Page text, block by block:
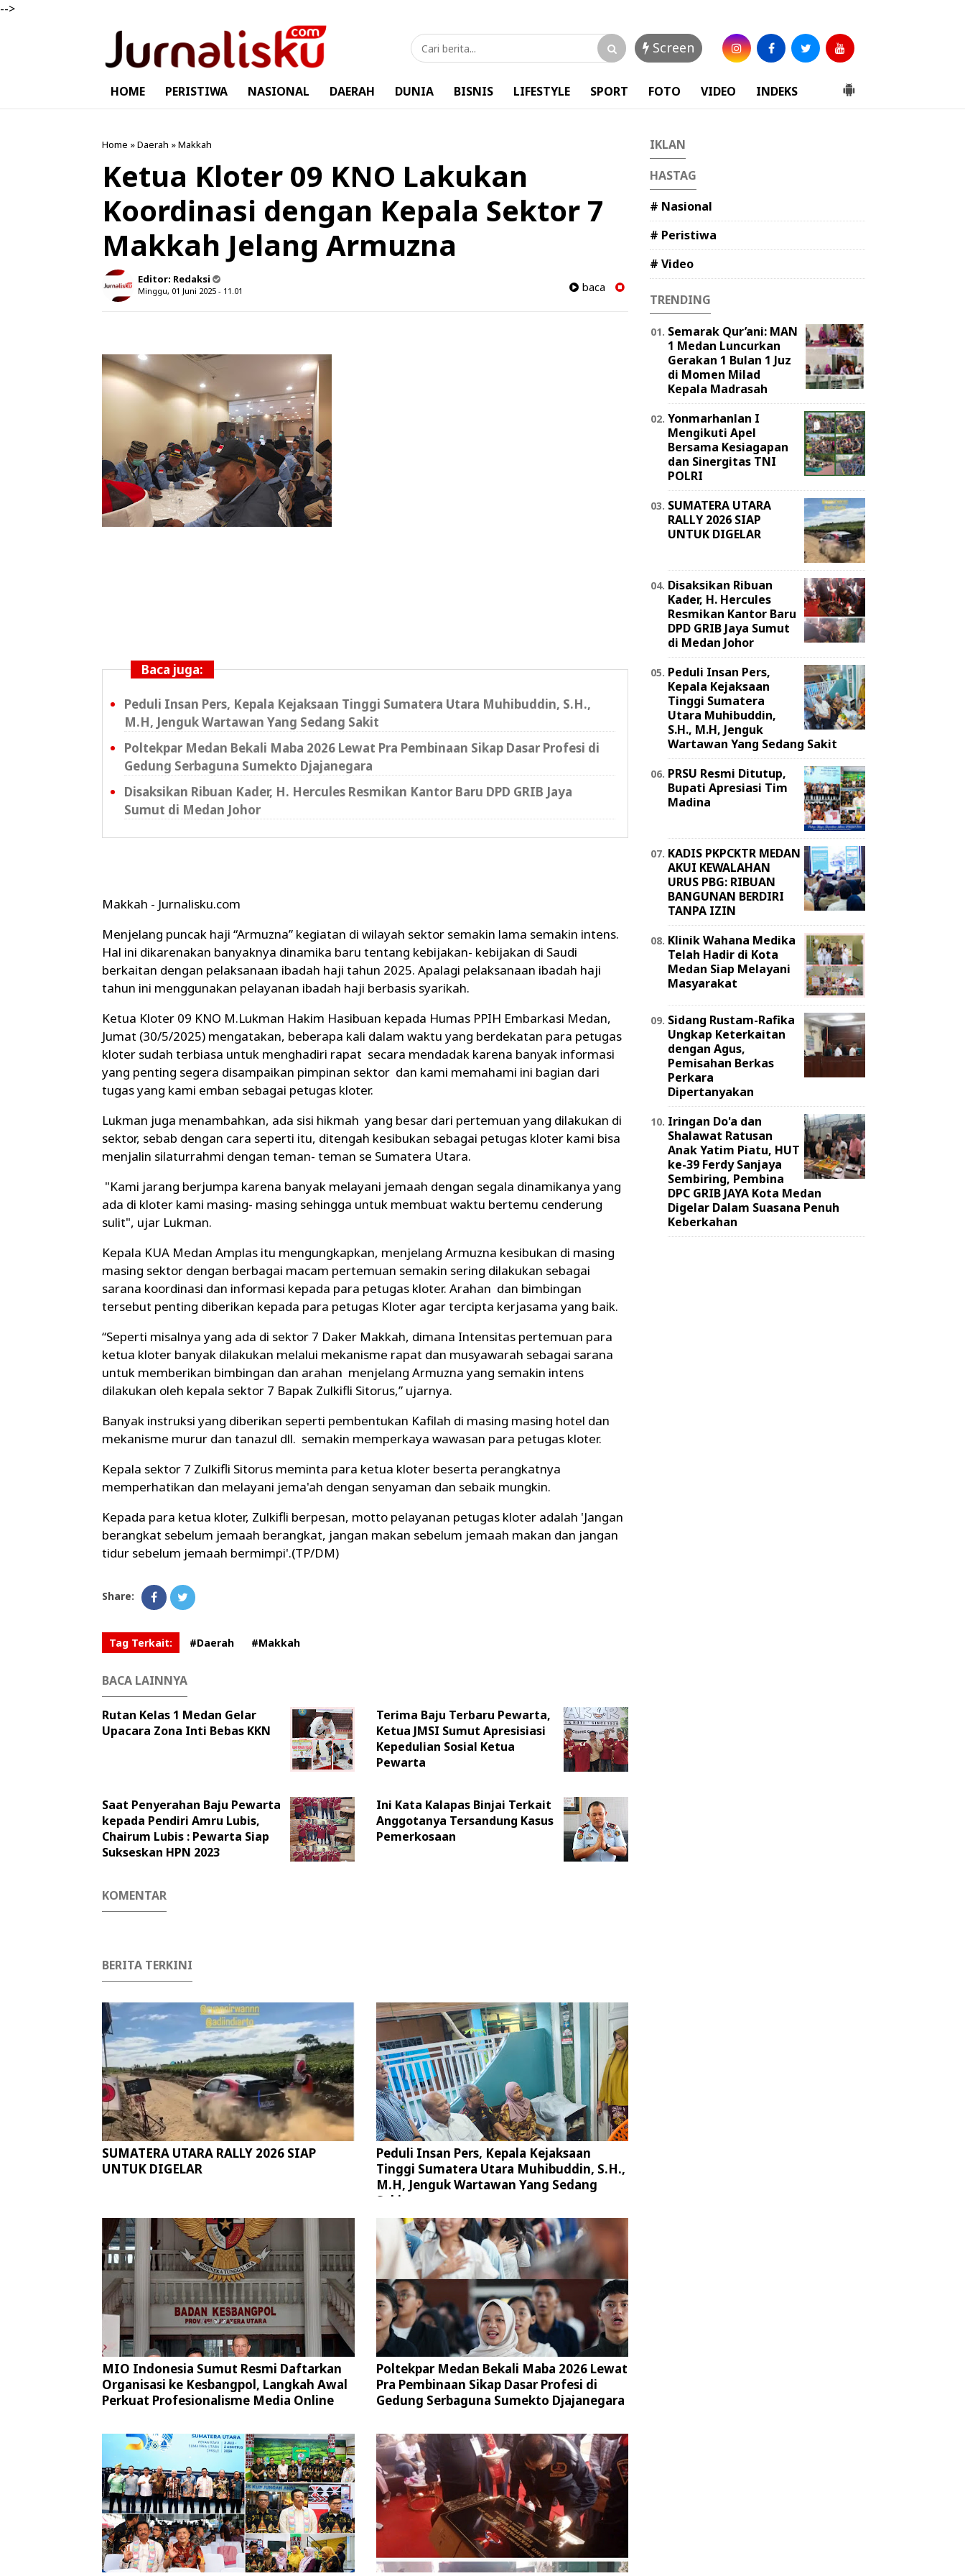
-->
Screen
HOME PERISTIWA NASIONAL DAERAH DUNIA BISNIS LIFESTYLE SPORT FOTO VIDEO INDEKS
Home »Daerah »Makkah
Ketua Kloter 09 KNO Lakukan
Koordinasi dengan Kepala Sektor 7
Makkah Jelang Armuzna
Editor: Redaksi
Minggu, 01 Juni 2025 - 11.01 baca
Baca juga:
Peduli Insan Pers, Kepala Kejaksaan Tinggi Sumatera Utara Muhibuddin, S.H.,
M.H, Jenguk Wartawan Yang Sedang Sakit
Poltekpar Medan Bekali Maba 2026 Lewat Pra Pembinaan Sikap Dasar Profesi di
Gedung Serbaguna Sumekto Djajanegara
Disaksikan Ribuan Kader, H. Hercules Resmikan Kantor Baru DPD GRIB Jaya
Sumut di Medan Johor
Makkah - Jurnalisku.com
Menjelang puncak haji “Armuzna” kegiatan di wilayah sektor semakin lama semakin intens.
Hal ini dikarenakan banyaknya dinamika baru tentang kebijakan- kebijakan di Saudi
berkaitan dengan pelaksanaan ibadah haji tahun 2025. Apalagi pelaksanaan ibadah haji
tahun ini menggunakan pelayanan ibadah haji berbasis syarikah.
Ketua Kloter 09 KNO M.Lukman Hakim Hasibuan kepada Humas PPIH Embarkasi Medan,
Jumat (30/5/2025) mengatakan, beberapa kali dalam waktu yang berdekatan para petugas
kloter sudah terbiasa untuk menghadiri rapat secara mendadak karena banyak informasi
yang penting segera disampaikan pimpinan sektor dan kami memahami ini bagian dari
tugas yang kami emban sebagai petugas kloter.
Lukman juga menambahkan, ada sisi hikmah yang besar dari pertemuan yang dilakukan di
sektor, sebab dengan cara seperti itu, ditengah kesibukan sebagai petugas kloter kami bisa
menjalin silaturrahmi dengan teman- teman se Sumatera Utara.
"Kami jarang berjumpa karena banyak melayani jemaah dengan segala dinamikanya yang
ada di kloter kami masing- masing sehingga untuk membuat waktu bertemu cenderung
sulit", ujar Lukman.
Kepala KUA Medan Amplas itu mengungkapkan, menjelang Armuzna kesibukan di masing
masing sektor dengan berbagai macam pertemuan semakin sering dilakukan sebagai
sarana koordinasi dan informasi kepada para petugas kloter. Arahan dan bimbingan
tersebut penting diberikan kepada para petugas Kloter agar tercipta kerjasama yang baik.
“Seperti misalnya yang ada di sektor 7 Daker Makkah, dimana Intensitas pertemuan para
ketua kloter banyak dilakukan melalui mekanisme rapat dan musyawarah sebagai sarana
untuk memberikan bimbingan dan arahan menjelang Armuzna yang semakin intens
dilakukan oleh kepala sektor 7 Bapak Zulkifli Sitorus,” ujarnya.
Banyak instruksi yang diberikan seperti pembentukan Kafilah di masing masing hotel dan
mekanisme murur dan tanazul dll. semakin memperkaya wawasan para petugas kloter.
Kepala sektor 7 Zulkifli Sitorus meminta para ketua kloter beserta perangkatnya
memperhatikan dan melayani jema'ah dengan senyaman dan sebaik mungkin.
Kepada para ketua kloter, Zulkifli berpesan, motto pelayanan petugas kloter adalah 'Jangan
berangkat sebelum jemaah berangkat, jangan makan sebelum jemaah makan dan jangan
tidur sebelum jemaah bermimpi'.(TP/DM)
Share:
Tag Terkait: #Daerah #Makkah
BACA LAINNYA
Rutan Kelas 1 Medan Gelar
Upacara Zona Inti Bebas KKN
Terima Baju Terbaru Pewarta,
Ketua JMSI Sumut Apresisiasi
Kepedulian Sosial Ketua
Pewarta
Saat Penyerahan Baju Pewarta
kepada Pendiri Amru Lubis,
Chairum Lubis : Pewarta Siap
Sukseskan HPN 2023
Ini Kata Kalapas Binjai Terkait
Anggotanya Tersandung Kasus
Pemerkosaan
KOMENTAR
BERITA TERKINI
SUMATERA UTARA RALLY 2026 SIAP
UNTUK DIGELAR
Peduli Insan Pers, Kepala Kejaksaan
Tinggi Sumatera Utara Muhibuddin, S.H.,
M.H, Jenguk Wartawan Yang Sedang
Sakit
MIO Indonesia Sumut Resmi Daftarkan
Organisasi ke Kesbangpol, Langkah Awal
Perkuat Profesionalisme Media Online
Poltekpar Medan Bekali Maba 2026 Lewat
Pra Pembinaan Sikap Dasar Profesi di
Gedung Serbaguna Sumekto Djajanegara
IKLAN
HASTAG
# Nasional
# Peristiwa
# Video
TRENDING
Semarak Qur’ani: MAN
1 Medan Luncurkan
Gerakan 1 Bulan 1 Juz
di Momen Milad
Kepala Madrasah
Yonmarhanlan I
Mengikuti Apel
Bersama Kesiagapan
dan Sinergitas TNI
POLRI
SUMATERA UTARA
RALLY 2026 SIAP
UNTUK DIGELAR
Disaksikan Ribuan
Kader, H. Hercules
Resmikan Kantor Baru
DPD GRIB Jaya Sumut
di Medan Johor
Peduli Insan Pers,
Kepala Kejaksaan
Tinggi Sumatera
Utara Muhibuddin,
S.H., M.H, Jenguk
Wartawan Yang Sedang Sakit
PRSU Resmi Ditutup,
Bupati Apresiasi Tim
Madina
KADIS PKPCKTR MEDAN
AKUI KEWALAHAN
URUS PBG: RIBUAN
BANGUNAN BERDIRI
TANPA IZIN
Klinik Wahana Medika
Telah Hadir di Kota
Medan Siap Melayani
Masyarakat
Sidang Rustam-Rafika
Ungkap Keterkaitan
dengan Agus,
Pemisahan Berkas
Perkara
Dipertanyakan
Iringan Do'a dan
Shalawat Ratusan
Anak Yatim Piatu, HUT
ke-39 Ferdy Sanjaya
Sembiring, Pembina
DPC GRIB JAYA Kota Medan
Digelar Dalam Suasana Penuh
Keberkahan